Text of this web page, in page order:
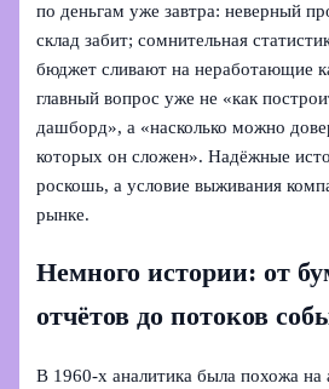
по деньгам уже завтра: неверный
склад забит; сомнительная
бюджет сливают на неработающие
главный вопрос уже не «как
дашборд», а «насколько можно
которых он сложен». Надёжные
роскошь, а условие выживания
рынке.
Немного истории: от
отчётов до потоков
В 1960‑х аналитика была похожа на